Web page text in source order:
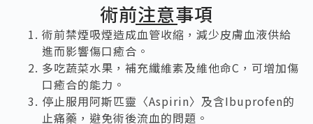
術前注意事項
術前禁煙吸煙造成血管收縮，減少皮膚血液供給
進而影響傷口癒合。
多吃蔬菜水果，補充纖維素及維他命C，可增加傷
口癒合的能力。
停止服用阿斯匹靈〈Aspirin〉及含Ibuprofen的
止痛藥，避免術後流血的問題。